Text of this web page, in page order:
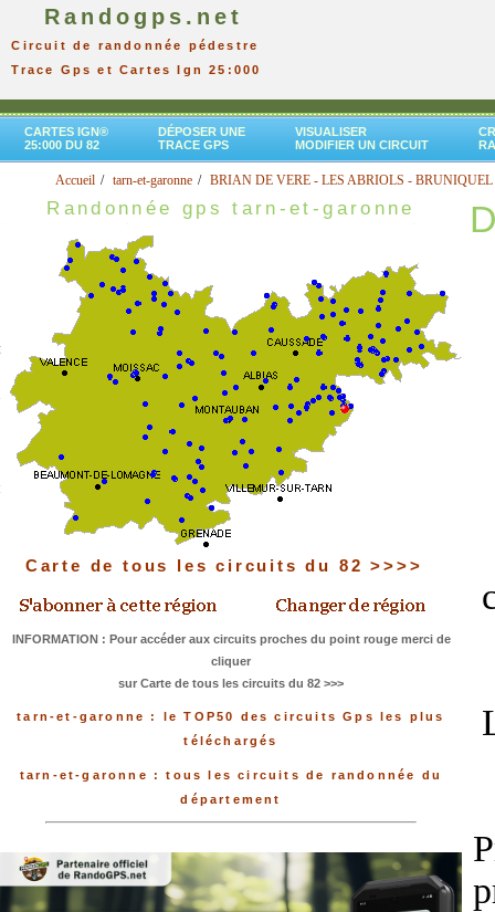
Randogps.net
Circuit de randonnée pédestre
Trace Gps et Cartes Ign 25:000
CARTES IGN®
25:000 DU 82
DÉPOSER UNE
TRACE GPS
VISUALISER
MODIFIER UN CIRCUIT
Accueil tarn-et-garonne BRIAN DE VERE - LES ABRIOLS - BRUNIQUEL
Randonnée gps tarn-et-garonne
Carte de tous les circuits du 82 >>>>
INFORMATION : Pour accéder aux circuits proches du point rouge merci de
cliquer
sur Carte de tous les circuits du 82 >>>
tarn-et-garonne : le TOP50 des circuits Gps les plus
téléchargés
tarn-et-garonne : tous les circuits de randonnée du
département